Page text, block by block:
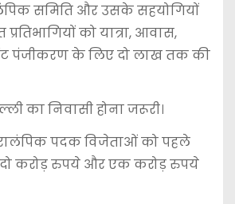
समिति और उसके सहयोगियों
प्रतिभागियों को यात्रा, आवास,
पंजीकरण के लिए दो लाख तक की
का निवासी होना जरूरी।
पदक विजेताओं को पहले
करोड़ रुपये और एक करोड़ रुपये